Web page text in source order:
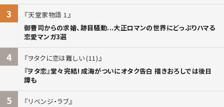
3
天堂家物語 1
御曹司からの求婚、跡目騒動...大正ロマンの世界にどっぷりハマる
恋愛マンガ3選
4
ヲタクに恋は難しい (11)
『ヲタ恋』堂々完結! 成海がついにオタク告白 描きおろしでは後日
譚も
5
リベンジ・ラブ